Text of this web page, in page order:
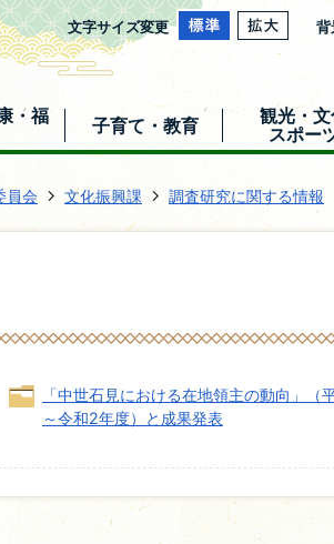
文字サイズ変更 背
・福
子育て・教育
観光・文
スポー
員会 文化振興課 調査研究に関する情報
「中世石見における在地領主の動向」（
～令和2年度）と成果発表